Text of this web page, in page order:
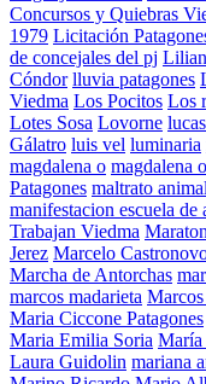
Concursos y Quiebras
1979 Licitación
de concejales del pj
Cóndor lluvia patagones
Viedma Los Pocitos Los
Lotes Sosa Lovorne
Gálatro luis vel luminaria
magdalena o magdalena
Patagones maltrato animal
manifestacion escuela de
Trabajan Viedma
Jerez Marcelo
Marcha de Antorchas
marcos madarieta
Maria Ciccone Patagones
Maria Emilia Soria María
Laura Guidolin mariana